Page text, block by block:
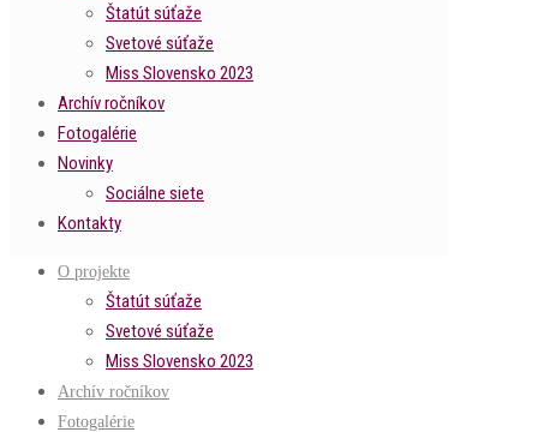
Štatút súťaže
Svetové súťaže
Miss Slovensko 2023
Archív ročníkov
Fotogalérie
Novinky
Sociálne siete
Kontakty
O projekte
Štatút súťaže
Svetové súťaže
Miss Slovensko 2023
Archív ročníkov
Fotogalérie